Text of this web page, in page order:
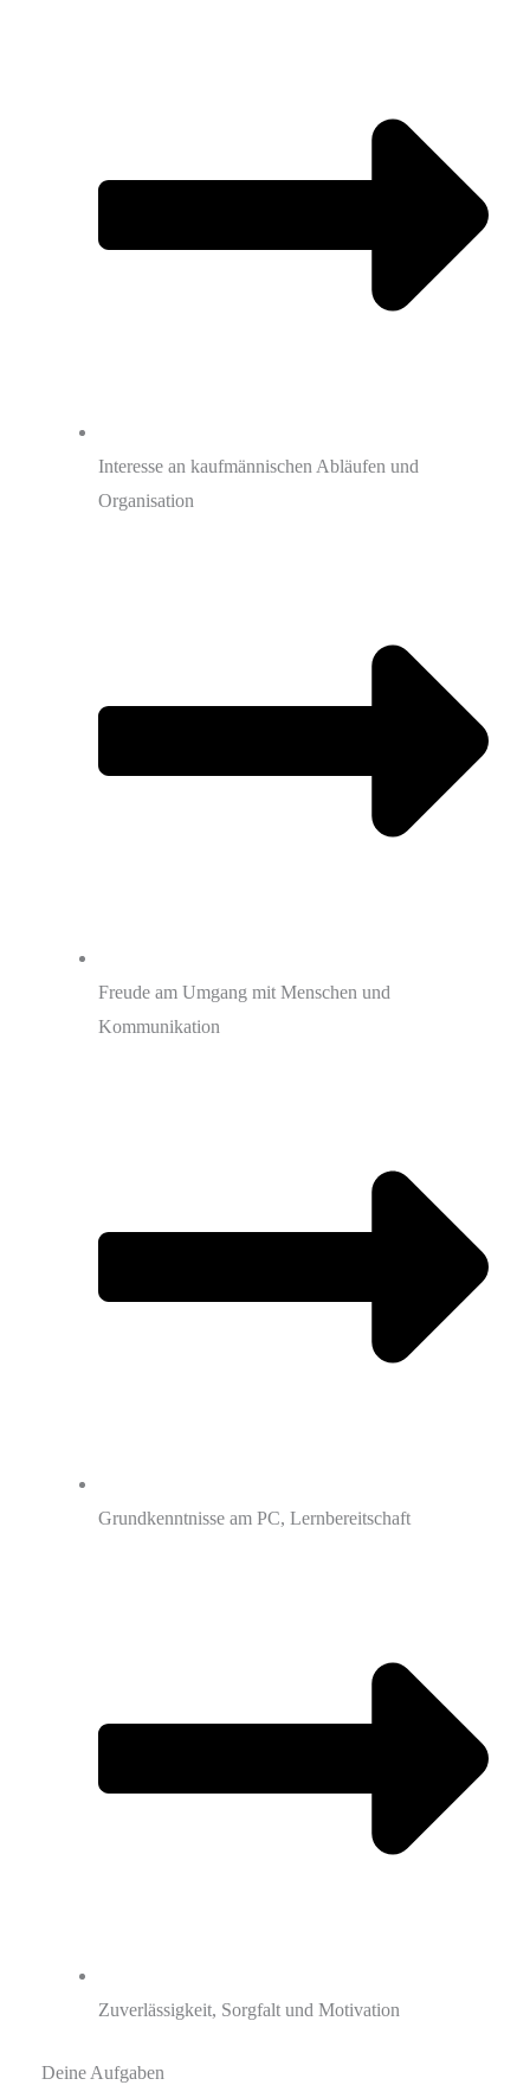
Interesse an kaufmännischen Abläufen und
Organisation
Freude am Umgang mit Menschen und
Kommunikation
Grundkenntnisse am PC, Lernbereitschaft
Zuverlässigkeit, Sorgfalt und Motivation
Deine Aufgaben